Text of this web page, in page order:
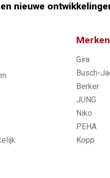
nieuwe
Merken
Gira
Busch-
Berker
JUNG
Niko
PEHA
Kopp